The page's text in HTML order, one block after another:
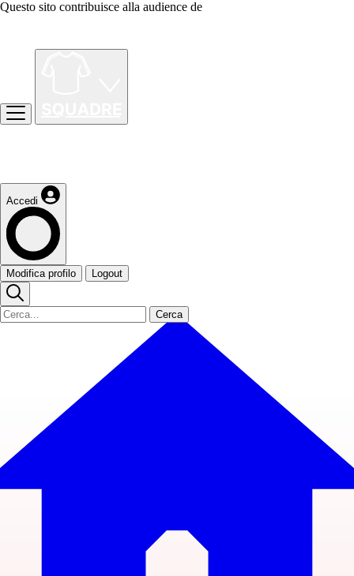
Questo sito contribuisce alla audience de
Accedi
Modifica profilo Logout
Cerca